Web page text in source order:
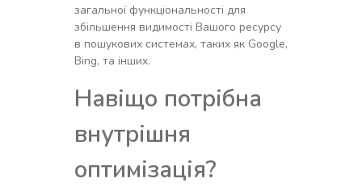
загальної функціональності для
збільшення видимості Вашого ресурсу
в пошукових системах, таких як Google,
Bing, та інших.
Навіщо потрібна
внутрішня
оптимізація?